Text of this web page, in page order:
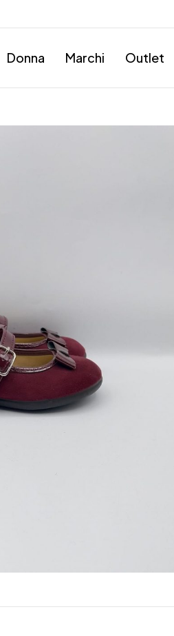
Donna Marchi Outlet